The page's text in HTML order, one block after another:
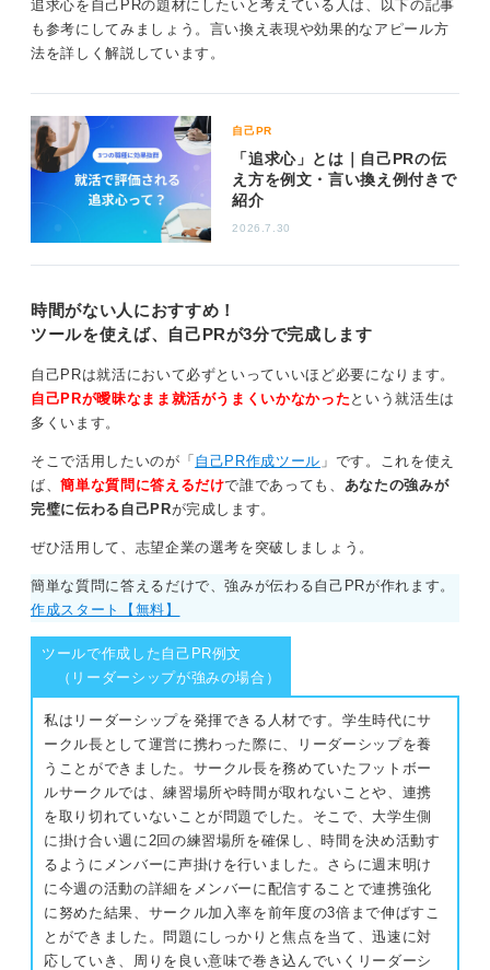
ったエピソードなら探究心、ゼミ論文で有意な差を導き
出すために、何度も条件を調整しながら実験を繰り返し
た話なら追求心と切り分けると、あなたの強みがより的
企業の求める人物像を読み取り、上流工程が多い企画職
なら探究心、品質改善など結果重視の職種なら追求心を
選ぶと、組織課題との親和性を示せます。
追求心を自己PRの題材にしたいと考えている人は、以下の記事
も参考にしてみましょう。言い換え表現や効果的なアピール方
法を詳しく解説しています。
自己PR
「追求心」とは｜自己PRの伝
え方を例文・言い換え例付きで
紹介
2026.7.30
時間がない人におすすめ！
ツールを使えば、自己PRが3分で完成します
自己PRは就活において必ずといっていいほど必要になります。
自己PRが曖昧なまま就活がうまくいかなかった という就活生は
多くいます。
そこで活用したいのが「 自己PR作成ツール 」です。これを使え
ば、簡単な質問に答えるだけで誰であっても、 あなたの強みが
完璧に伝わる自己PRが完成します。
ぜひ活用して、志望企業の選考を突破しましょう。
簡単な質問に答えるだけで、強みが伝わる自己PRが作れます。
作成スタート【無料】
ツールで作成した自己PR例文
（リーダーシップが強みの場合）
私はリーダーシップを発揮できる人材です。学生時代にサ
ークル長として運営に携わった際に、リーダーシップを養
うことができました。サークル長を務めていたフットボー
ルサークルでは、練習場所や時間が取れないことや、連携
を取り切れていないことが問題でした。そこで、大学生側
に掛け合い週に2回の練習場所を確保し、時間を決め活動す
るようにメンバーに声掛けを行いました。さらに週末明け
に今週の活動の詳細をメンバーに配信することで連携強化
に努めた結果、サークル加入率を前年度の3倍まで伸ばすこ
とができました。問題にしっかりと焦点を当て、迅速に対
応していき、周りを良い意味で巻き込んでいくリーダーシ